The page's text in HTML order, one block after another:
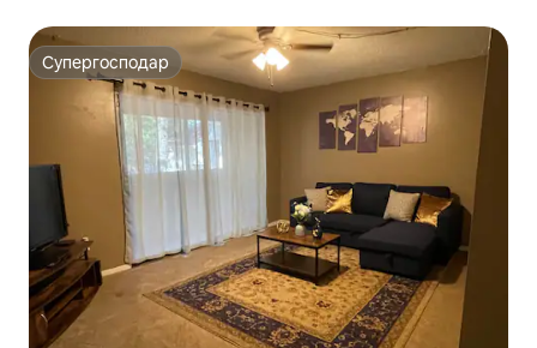
Супергосподар
Супергосподар